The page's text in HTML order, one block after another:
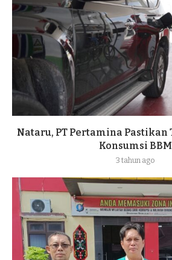
Nataru, PT Pertamina
Konsumsi BBM
3 tahun ago